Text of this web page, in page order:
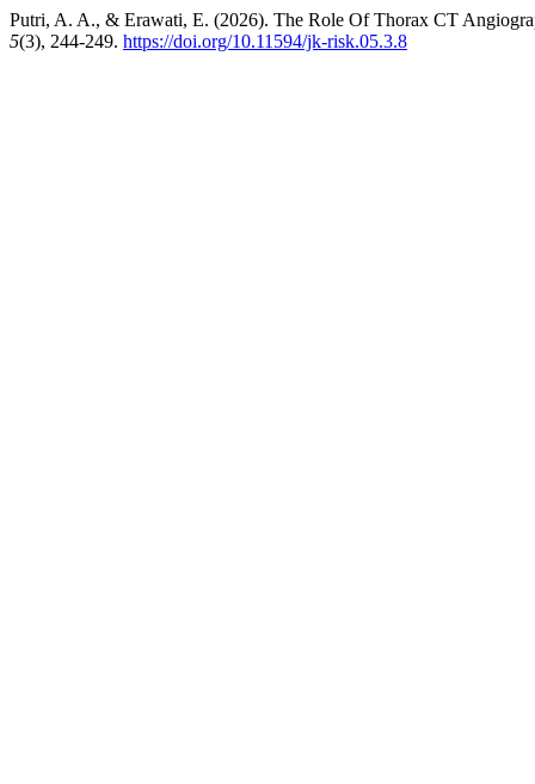
Putri, A. A., & Erawati, E. (2026). The Role Of Thorax CT
5(3), 244-249. https://doi.org/10.11594/jk-risk.05.3.8